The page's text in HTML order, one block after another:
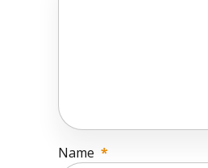
Name *